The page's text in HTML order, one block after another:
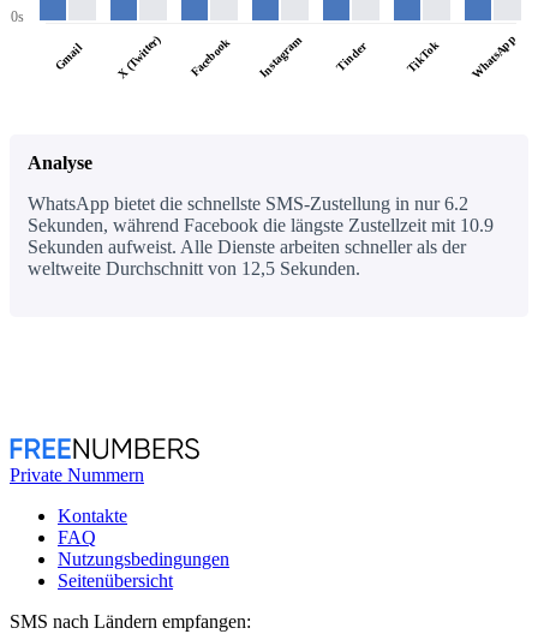
0s
Gmail X (Twitter) Facebook Instagram Tinder TikTok WhatsApp
Analyse
WhatsApp bietet die schnellste SMS-Zustellung in nur 6.2
Sekunden, während Facebook die längste Zustellzeit mit 10.9
Sekunden aufweist. Alle Dienste arbeiten schneller als der
weltweite Durchschnitt von 12,5 Sekunden.
Private Nummern
Kontakte
FAQ
Nutzungsbedingungen
Seitenübersicht
SMS nach Ländern empfangen: